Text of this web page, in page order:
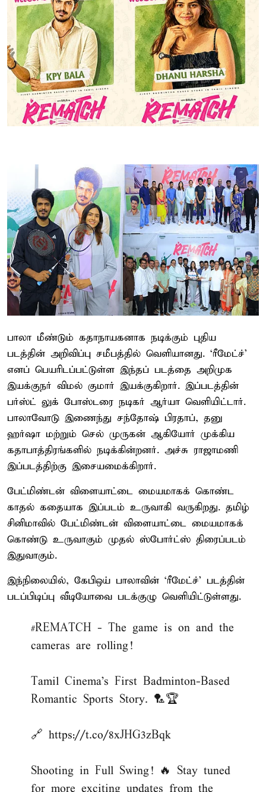
பாலா மீண்டும் கதாநாயகனாக நடிக்கும் புதிய
படத்தின் அறிவிப்பு சமீபத்தில் வெளியானது. ‘ரீமேட்ச்’
எனப் பெயரிடப்பட்டுள்ள இந்தப் படத்தை அறிமுக
இயக்குநர் விமல் குமார் இயக்குகிறார். இப்படத்தின்
பர்ஸ்ட் லுக் போஸ்டரை நடிகர் ஆர்யா வெளியிட்டார்.
பாலாவோடு இணைந்து சந்தோஷ் பிரதாப், தனு
ஹர்ஷா மற்றும் செல் முருகன் ஆகியோர் முக்கிய
கதாபாத்திரங்களில் நடிக்கின்றனர். அச்சு ராஜாமணி
இப்படத்திற்கு இசையமைக்கிறார்.
பேட்மிண்டன் விளையாட்டை மையமாகக் கொண்ட
காதல் கதையாக இப்படம் உருவாகி வருகிறது. தமிழ்
சினிமாவில் பேட்மிண்டன் விளையாட்டை மையமாகக்
கொண்டு உருவாகும் முதல் ஸ்போர்ட்ஸ் திரைப்படம்
இதுவாகும்.
இந்நிலையில், கேபிஒய் பாலாவின் ‘ரீமேட்ச்’ படத்தின்
படப்பிடிப்பு வீடியோவை படக்குழு வெளியிட்டுள்ளது.
#REMATCH - The game is on and the
cameras are rolling!
Tamil Cinema's First Badminton-Based
Romantic Sports Story. 🏸🏆
🔗 https://t.co/8xJHG3zBqk
Shooting in Full Swing! 🔥 Stay tuned
for more exciting updates from the